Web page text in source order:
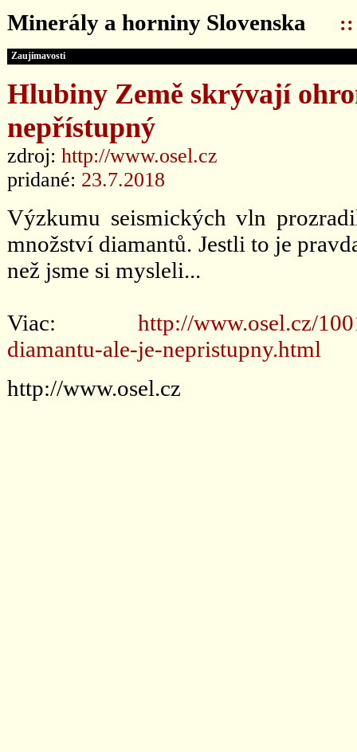
Minerály a horniny Slovenska ::
Zaujímavosti
Hlubiny Země skrývají
nepřístupný
zdroj: http://www.osel.cz
pridané: 23.7.2018
Výzkumu seismických vln
množství diamantů. Jestli to je
než jsme si mysleli...
Viac: http://www.osel.cz/
diamantu-ale-je-nepristupny.html
http://www.osel.cz